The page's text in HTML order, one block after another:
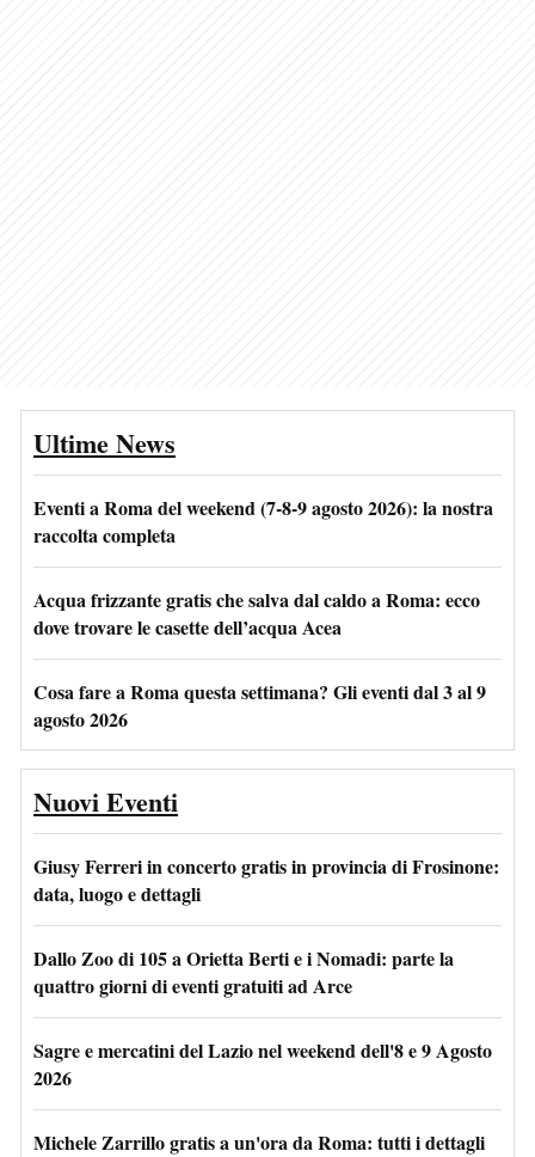
Ultime News
Eventi a Roma del weekend (7-8-9 agosto 2026): la nostra
raccolta completa
Acqua frizzante gratis che salva dal caldo a Roma: ecco
dove trovare le casette dell’acqua Acea
Cosa fare a Roma questa settimana? Gli eventi dal 3 al 9
agosto 2026
Nuovi Eventi
Giusy Ferreri in concerto gratis in provincia di Frosinone:
data, luogo e dettagli
Dallo Zoo di 105 a Orietta Berti e i Nomadi: parte la
quattro giorni di eventi gratuiti ad Arce
Sagre e mercatini del Lazio nel weekend dell'8 e 9 Agosto
2026
Michele Zarrillo gratis a un'ora da Roma: tutti i dettagli